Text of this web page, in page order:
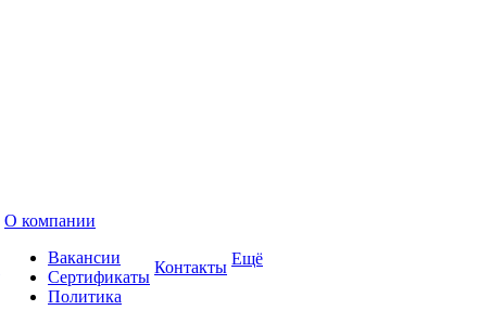
О компании
Вакансии
Сертификаты
Политика
Контакты Ещё